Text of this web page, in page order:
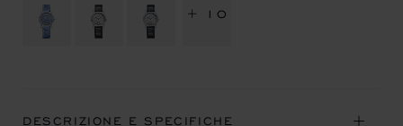
+ 10
DESCRIZIONE E SPECIFICHE